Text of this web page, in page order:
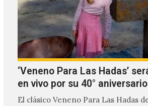
‘Veneno Para Las Hadas’
en vivo por su 40° aniversario
El clásico Veneno Para Las Hadas